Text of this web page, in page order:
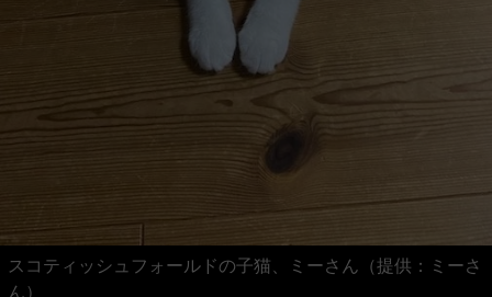
スコティッシュフォールドの子猫、ミーさん（提供：ミーさ
ん）